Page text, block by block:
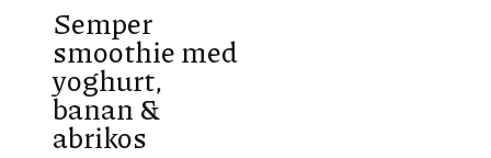
Semper
smoothie med
yoghurt,
banan &
abrikos